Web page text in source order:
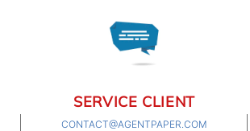
SERVICE CLIENT
CONTACT@AGENTPAPER.COM